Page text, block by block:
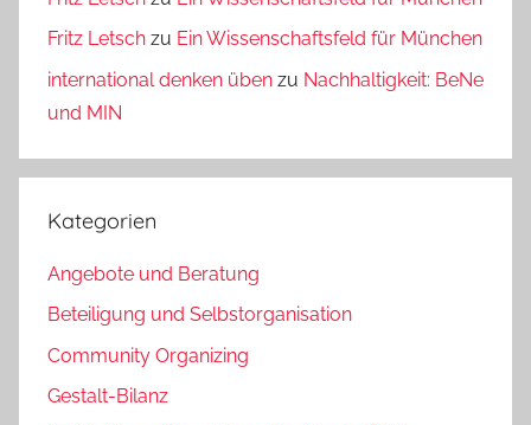
Fritz Letsch zu Ein Wissenschaftsfeld für München
international denken üben zu Nachhaltigkeit: BeNe
und MIN
Kategorien
Angebote und Beratung
Beteiligung und Selbstorganisation
Community Organizing
Gestalt-Bilanz